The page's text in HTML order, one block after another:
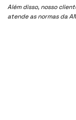
Além disso, nosso
atende as normas da